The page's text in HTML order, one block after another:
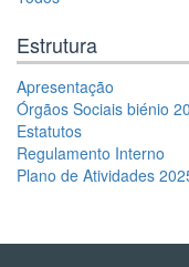
Estrutura
Apresentação
Órgãos Sociais biénio
Estatutos
Regulamento Interno
Plano de Atividades